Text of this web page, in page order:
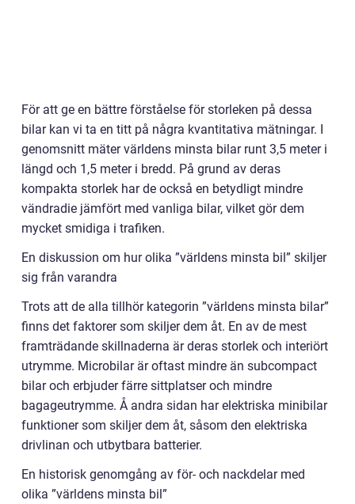
För att ge en bättre förståelse för storleken på dessa
bilar kan vi ta en titt på några kvantitativa mätningar. I
genomsnitt mäter världens minsta bilar runt 3,5 meter i
längd och 1,5 meter i bredd. På grund av deras
kompakta storlek har de också en betydligt mindre
vändradie jämfört med vanliga bilar, vilket gör dem
mycket smidiga i trafiken.
En diskussion om hur olika ”världens minsta bil” skiljer
sig från varandra
Trots att de alla tillhör kategorin ”världens minsta bilar”
finns det faktorer som skiljer dem åt. En av de mest
framträdande skillnaderna är deras storlek och interiört
utrymme. Microbilar är oftast mindre än subcompact
bilar och erbjuder färre sittplatser och mindre
bagageutrymme. Å andra sidan har elektriska minibilar
funktioner som skiljer dem åt, såsom den elektriska
drivlinan och utbytbara batterier.
En historisk genomgång av för- och nackdelar med
olika ”världens minsta bil”